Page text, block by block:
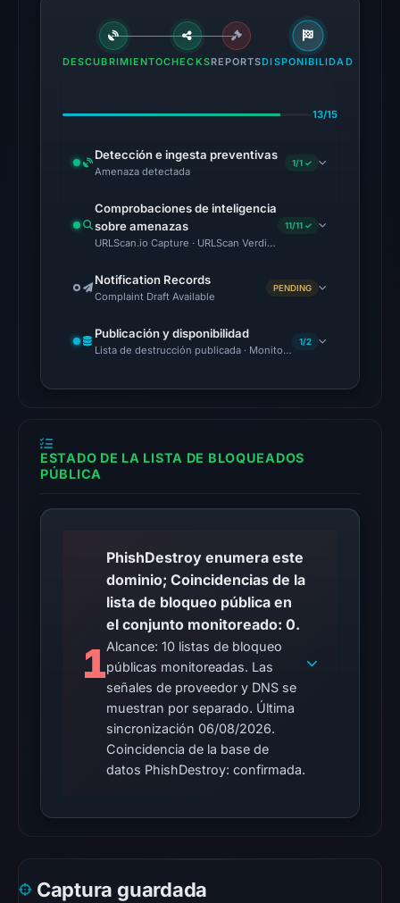
the
domain
at
UTC.
Google
Browsing
flagged
domain
Mar
at
endpoint
responded
with
HTTP
403
on
Aug
5,
2026
at
restricted;
DESCUBRIMIENTOCHECKSREPORTSDISPONIBILIDAD
13/15
Detección e ingesta preventivas
Amenaza detectada
1/1 ✓
Comprobaciones de inteligencia
sobre amenazas
URLScan.io Capture · URLScan Verdict · Cloudflare Radar
11/11 ✓
Notification Records
Complaint Draft Available
PENDING
Publicación y disponibilidad
Lista de destrucción publicada · Monitoring Continues
1/2
ESTADO DE LA LISTA DE BLOQUEADOS
PÚBLICA
1
PhishDestroy enumera este
dominio; Coincidencias de la
lista de bloqueo pública en
el conjunto monitoreado: 0.
Alcance: 10 listas de bloqueo
públicas monitoreadas. Las
señales de proveedor y DNS se
muestran por separado. Última
sincronización 06/08/2026.
Coincidencia de la base de
datos PhishDestroy: confirmada.
Captura guardada